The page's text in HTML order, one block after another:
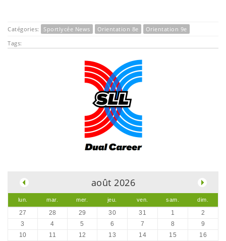
Catégories: Sportlycée News Orientation 8e
Orientation 9e
Tags:
août 2026
lun. mar. mer. jeu. ven. sam. dim.
27 28 29 30 31 1
2
3
4 5 6 7 8
9
10
11 12 13 14 15
16